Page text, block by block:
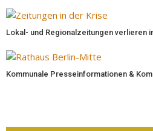
Lokal- und Regionalzeitungen verlieren
Kommunale Presseinformationen &